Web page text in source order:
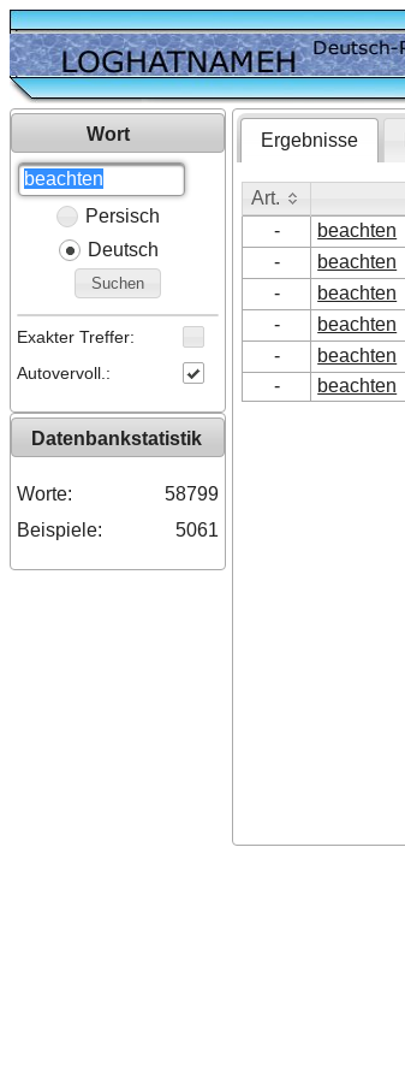
Wort
Persisch
Deutsch
Suchen
Exakter Treffer:
Autovervoll.:
Datenbankstatistik
Worte:
58799
Beispiele:
5061
Ergebnisse
Art.
- beachten
-
beachten
-
beachten
-
beachten
-
beachten
-
beachten